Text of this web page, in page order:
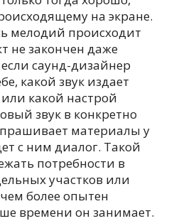
на экране.
мелодий происходит
не закончен даже
саунд-дизайнер
какой звук издает
какой настрой
звук в конкретно
материалы у
с ним диалог. Такой
потребности в
участков или
более опытен
времени он занимает.